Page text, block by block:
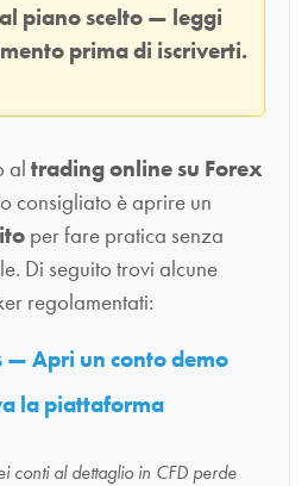
piano scelto — leggi
prima di iscriverti.
al trading online su Forex
consigliato è aprire un
per fare pratica senza
Di seguito trovi alcune
regolamentati:
— Apri un conto demo
la piattaforma
conti al dettaglio in CFD perde